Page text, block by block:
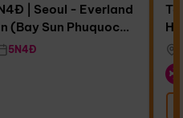
| Seoul - Everland
(Bay Sun Phuquoc
5N4Đ